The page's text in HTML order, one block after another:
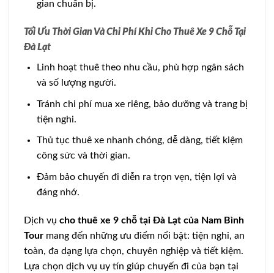
gian chuẩn bị.
Tối Ưu Thời Gian Và Chi Phí Khi Cho Thuê Xe 9 Chỗ Tại
Đà Lạt
Linh hoạt thuê theo nhu cầu, phù hợp ngân sách
và số lượng người.
Tránh chi phí mua xe riêng, bảo dưỡng và trang bị
tiện nghi.
Thủ tục thuê xe nhanh chóng, dễ dàng, tiết kiệm
công sức và thời gian.
Đảm bảo chuyến đi diễn ra trọn vẹn, tiện lợi và
đáng nhớ.
Dịch vụ cho thuê xe 9 chỗ tại Đà Lạt của Nam Bình
Tour mang đến những ưu điểm nổi bật: tiện nghi, an
toàn, đa dạng lựa chọn, chuyên nghiệp và tiết kiệm.
Lựa chọn dịch vụ uy tín giúp chuyến đi của bạn tại